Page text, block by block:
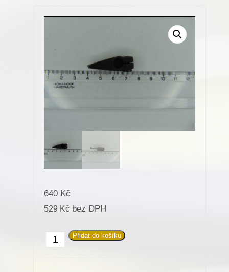
640 Kč
529 Kč bez DPH
613534Přidat do košíku